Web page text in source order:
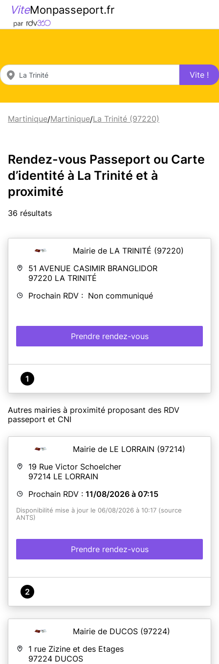
ViteMonpasseport.fr
Vite !
Martinique/Martinique/La Trinité (97220)
Rendez-vous Passeport ou Carte
d’identité à La Trinité et à
proximité
36 résultats
Mairie de LA TRINITÉ (97220)
51 AVENUE CASIMIR BRANGLIDOR
97220 LA TRINITÉ
Prochain RDV : Non communiqué
Prendre rendez-vous
1
Autres mairies à proximité proposant des RDV
passeport et CNI
Mairie de LE LORRAIN (97214)
19 Rue Victor Schoelcher
97214 LE LORRAIN
Prochain RDV : 11/08/2026 à 07:15
Disponibilité mise à jour le 06/08/2026 à 10:17 (source
ANTS)
Prendre rendez-vous
2
Mairie de DUCOS (97224)
1 rue Zizine et des Etages
97224 DUCOS